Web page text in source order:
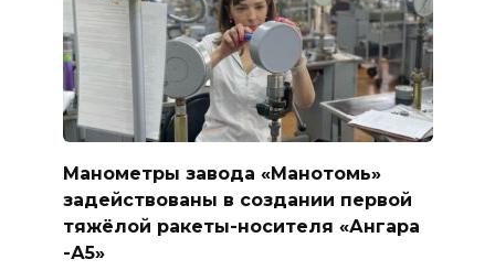
Манометры завода «Манотомь»
задействованы в создании первой
тяжёлой ракеты-носителя «Ангара
-А5»